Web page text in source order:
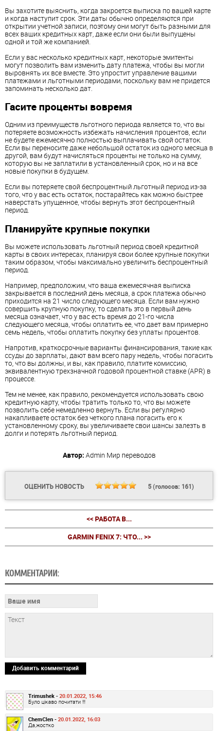
Вы захотите выяснить, когда закроется выписка по вашей карте
и когда наступит срок. Эти даты обычно определяются при
открытии учетной записи, поэтому они могут быть разными для
всех ваших кредитных карт, даже если они были выпущены
одной и той же компанией.
Если у вас несколько кредитных карт, некоторые эмитенты
могут позволить вам изменить дату платежа, чтобы вы могли
выровнять их все вместе. Это упростит управление вашими
платежами и льготными периодами, поскольку вам не придется
запоминать несколько дат.
Гасите проценты вовремя
Одним из преимуществ льготного периода является то, что вы
потеряете возможность избежать начисления процентов, если
не будете ежемесячно полностью выплачивать свой остаток.
Если вы переносите даже небольшой остаток из одного месяца в
другой, вам будут начисляться проценты не только на сумму,
которую вы не заплатили в установленный срок, но и на все
новые покупки в будущем.
Если вы потеряете свой беспроцентный льготный период из-за
того, что у вас есть остаток, постарайтесь как можно быстрее
наверстать упущенное, чтобы вернуть этот беспроцентный
период.
Планируйте крупные покупки
Вы можете использовать льготный период своей кредитной
карты в своих интересах, планируя свои более крупные покупки
таким образом, чтобы максимально увеличить беспроцентный
период.
Например, предположим, что ваша ежемесячная выписка
закрывается в последний день месяца, а срок платежа обычно
приходится на 21 число следующего месяца. Если вам нужно
совершить крупную покупку, то сделать это в первый день
месяца означает, что у вас есть время до 21-го числа
следующего месяца, чтобы оплатить ее, что дает вам примерно
семь недель, чтобы оплатить покупку без уплаты процентов.
Напротив, краткосрочные варианты финансирования, такие как
ссуды до зарплаты, дают вам всего пару недель, чтобы погасить
то, что вы должны, и вы, как правило, платите комиссию,
эквивалентную трехзначной годовой процентной ставке (APR) в
процессе.
Тем не менее, как правило, рекомендуется использовать свою
кредитную карту, чтобы тратить только то, что вы можете
позволить себе немедленно вернуть. Если вы регулярно
накапливаете остаток без четкого плана погасить его к
установленному сроку, вы увеличиваете свои шансы залезть в
долги и потерять льготный период.
Автор: Admin Мир переводов
ОЦЕНИТЬ НОВОСТЬ 5(голосов: 161)
<< РАБОТА В...
GARMIN FENIX 7: ЧТО... >>
КОММЕНТАРИИ:
Добавить комментарий
Trimushek - 20.01.2022, 15:46
Було цікаво почитати !!!
ChemClen - 20.01.2022, 16:03
Да,жостко